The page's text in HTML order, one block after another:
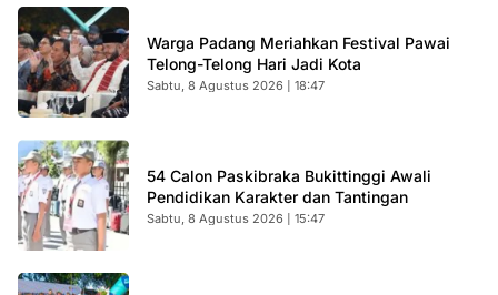
Warga Padang Meriahkan Festival Pawai
Telong-Telong Hari Jadi Kota
Sabtu, 8 Agustus 2026 | 18:47
54 Calon Paskibraka Bukittinggi Awali
Pendidikan Karakter dan Tantingan
Sabtu, 8 Agustus 2026 | 15:47